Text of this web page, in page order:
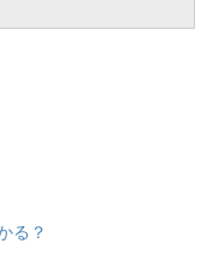
る？